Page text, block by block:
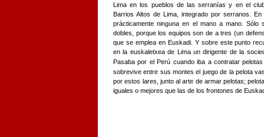
Lima en los pueblos de las serranías y en el
Barrios Altos de Lima, integrado por serranos.
prácticamente ninguna en el mano a mano.
dobles, porque los equipos son de a tres (un
que se emplea en Euskadi. Y sobre este punto
en la euskaletxea de Lima un dirigente de la
Pasaba por el Perú cuando iba a contratar
sobrevive entre sus montes el juego de la pelota
por estos lares, junto al arte de armar pelotas;
iguales o mejores que las de los frontones de